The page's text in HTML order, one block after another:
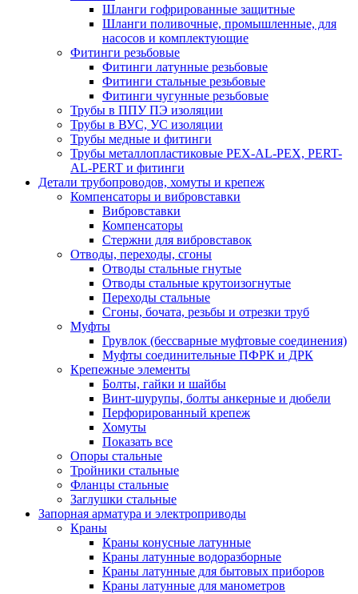
Шланги гофрированные защитные
Шланги поливочные, промышленные, для
насосов и комплектующие
Фитинги резьбовые
Фитинги латунные резьбовые
Фитинги стальные резьбовые
Фитинги чугунные резьбовые
Трубы в ППУ ПЭ изоляции
Трубы в ВУС, УС изоляции
Трубы медные и фитинги
Трубы металлопластиковые PEX-AL-PEX, PERT-
AL-PERT и фитинги
Детали трубопроводов, хомуты и крепеж
Компенсаторы и вибровставки
Вибровставки
Компенсаторы
Стержни для вибровставок
Отводы, переходы, сгоны
Отводы стальные гнутые
Отводы стальные крутоизогнутые
Переходы стальные
Сгоны, бочата, резьбы и отрезки труб
Муфты
Грувлок (бессварные муфтовые соединения)
Муфты соединительные ПФРК и ДРК
Крепежные элементы
Болты, гайки и шайбы
Винт-шурупы, болты анкерные и дюбели
Перфорированный крепеж
Хомуты
Показать все
Опоры стальные
Тройники стальные
Фланцы стальные
Заглушки стальные
Запорная арматура и электроприводы
Краны
Краны конусные латунные
Краны латунные водоразборные
Краны латунные для бытовых приборов
Краны латунные для манометров